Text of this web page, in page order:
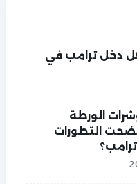
هل دخل ترامب في
الورطة
التطورات
ترامب؟